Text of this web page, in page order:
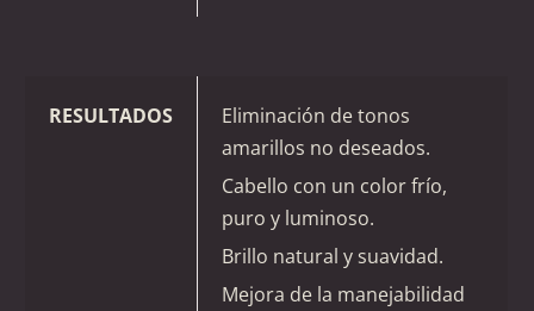
RESULTADOS
Eliminación de tonos
amarillos no deseados.
Cabello con un color frío,
puro y luminoso.
Brillo natural y suavidad.
Mejora de la manejabilidad